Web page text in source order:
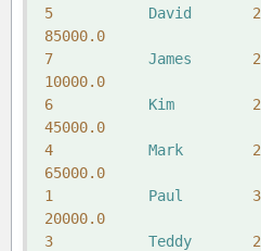
5
David
85000.0
7
James
10000.0
6
Kim
45000.0
4
Mark
65000.0
1
Paul
20000.0
3
Teddy